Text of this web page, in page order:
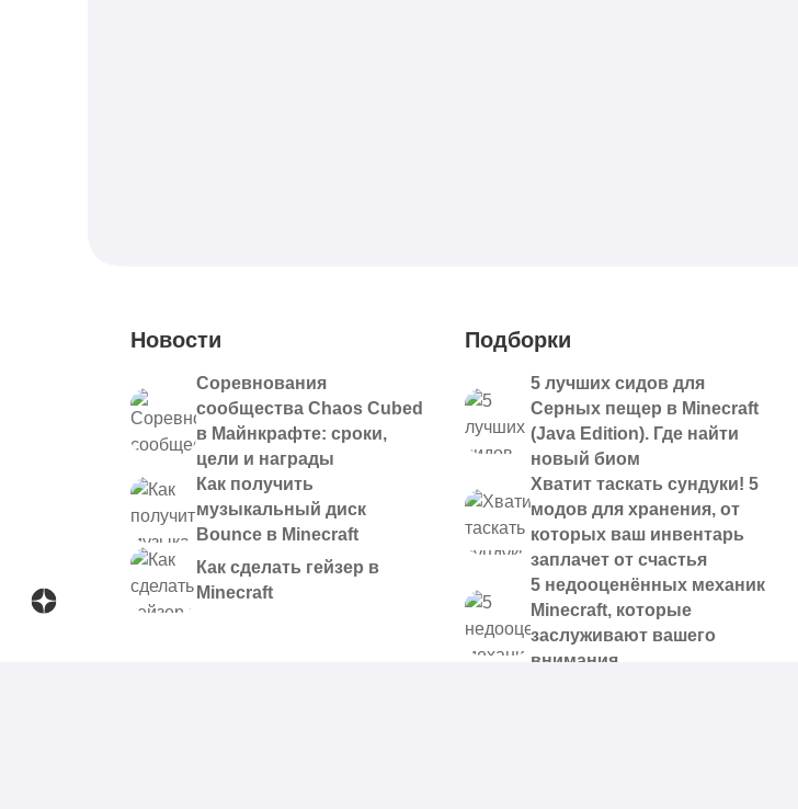
Новости
Соревнования
сообщества Chaos Cubed
в Майнкрафте: сроки,
цели и награды
Как получить
музыкальный диск
Bounce в Minecraft
Как сделать гейзер в
Minecraft
Подборки
5 лучших сидов для
Серных пещер в Minecraft
(Java Edition). Где найти
новый биом
Хватит таскать сундуки! 5
модов для хранения, от
которых ваш инвентарь
заплачет от счастья
5 недооценённых механик
Minecraft, которые
заслуживают вашего
внимания